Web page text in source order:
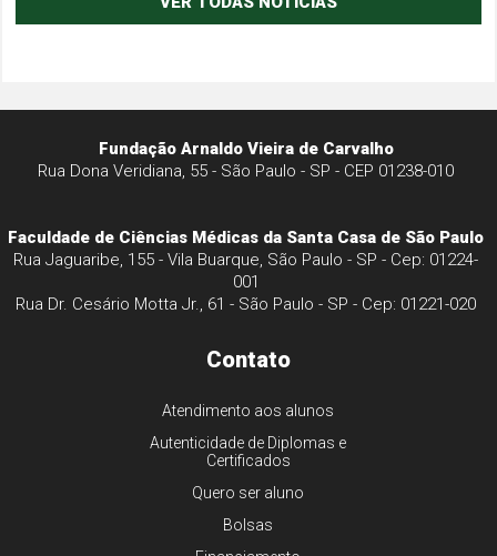
Fundação Arnaldo Vieira de Carvalho
Rua Dona Veridiana, 55 - São Paulo - SP - CEP 01238-010
Faculdade de Ciências Médicas da Santa Casa de São Paulo
Rua Jaguaribe, 155 - Vila Buarque, São Paulo - SP - Cep: 01224-
001
Rua Dr. Cesário Motta Jr., 61 - São Paulo - SP - Cep: 01221-020
Contato
Atendimento aos alunos
Autenticidade de Diplomas e
Certificados
Quero ser aluno
Bolsas